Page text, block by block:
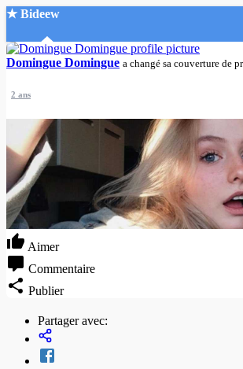
★ Bideew
Accueil
Recherche Avancée
Connexion
Créer un compte
Domingue Domingue a changé sa couverture de
2 ans
Aimer
Commentaire
Publier
Partager avec: